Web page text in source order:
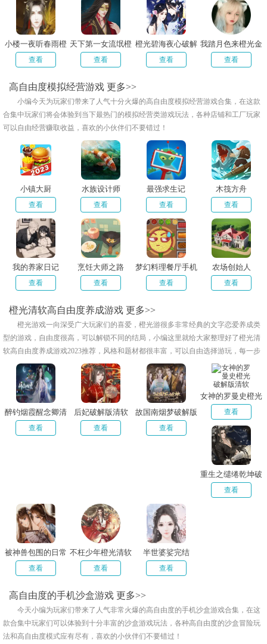
小楼一夜听春雨橙
光破解版
查看
天下第一女流氓橙
光完结破解版
查看
橙光碧海夜心破解
版完结
查看
我踏月色来橙光金
手指
查看
高自由度模拟经营游戏 更多>>
小编今天为玩家们带来了人气十分火爆的高自由度模拟经营游戏合集，在这款
合集中玩家们将会体验到当下最热门的模拟经营类游戏玩法，各种店铺和工厂玩家
可以自由经营赚取收益，喜欢的小伙伴们不要错过！
小镇大厨
查看
水族设计师
查看
最强求生记
查看
木筏方舟
查看
我的养家日记
查看
烹饪大师之路
查看
梦幻料理餐厅手机
版
查看
农场创始人
查看
橙光清软高自由度养成游戏 更多>>
橙光游戏一向深受广大玩家们的喜爱，橙光游很多非常经典的文字恋爱养成类
型的游戏，自由度很高，可以解锁不同的结局，小编这里就给大家整理好了橙光清
软高自由度养成游戏2023推荐，风格和题材都很丰富，可以自由选择游玩，每一步
选择都会影响玩家的结局，喜欢的朋友快来下载试试吧！
醉钓烟霞醒念卿清
软
查看
后妃破解版清软
查看
故国南烟梦破解版
金手指完结版
查看
女神的罗曼史橙光
破解版清软
查看
重生之缱绻乾坤破
解版完结
查看
被神兽包围的日常
金手指
查看
不枉少年橙光清软
破解版
查看
半世婆娑完结
查看
高自由度的手机沙盒游戏 更多>>
今天小编为玩家们带来了人气非常火爆的高自由度的手机沙盒游戏合集，在这
款合集中玩家们可以体验到十分丰富的沙盒游戏玩法，各种高自由度的沙盒冒险玩
法和高自由度模式应有尽有，喜欢的小伙伴们不要错过！